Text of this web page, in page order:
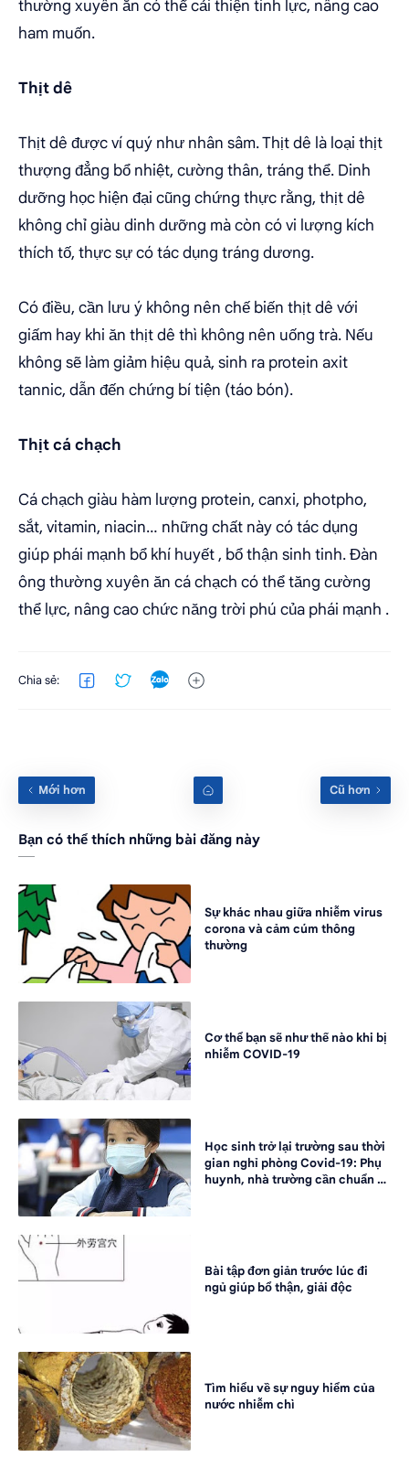
thường xuyên ăn có thể cải thiện tinh lực, nâng cao
ham muốn.
Thịt dê
Thịt dê được ví quý như nhân sâm. Thịt dê là loại thịt
thượng đẳng bổ nhiệt, cường thân, tráng thể. Dinh
dưỡng học hiện đại cũng chứng thực rằng, thịt dê
không chỉ giàu dinh dưỡng mà còn có vi lượng kích
thích tố, thực sự có tác dụng tráng dương.
Có điều, cần lưu ý không nên chế biến thịt dê với
giấm hay khi ăn thịt dê thì không nên uống trà. Nếu
không sẽ làm giảm hiệu quả, sinh ra protein axit
tannic, dẫn đến chứng bí tiện (táo bón).
Thịt cá chạch
Cá chạch giàu hàm lượng protein, canxi, photpho,
sắt, vitamin, niacin… những chất này có tác dụng
giúp phái mạnh bổ khí huyết , bổ thận sinh tinh. Đàn
ông thường xuyên ăn cá chạch có thể tăng cường
thể lực, nâng cao chức năng trời phú của phái mạnh .
Bạn có thể thích những bài đăng này
Sự khác nhau giữa nhiễm virus
corona và cảm cúm thông
thường
Cơ thể bạn sẽ như thế nào khi bị
nhiễm COVID-19
Học sinh trở lại trường sau thời
gian nghỉ phòng Covid-19: Phụ
huynh, nhà trường cần chuẩn bị
Bài tập đơn giản trước lúc đi
ngủ giúp bổ thận, giải độc
Tìm hiểu về sự nguy hiểm của
nước nhiễm chì